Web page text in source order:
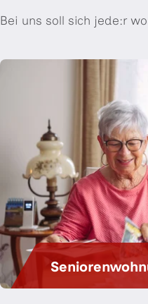
Bei uns soll sich jede:r